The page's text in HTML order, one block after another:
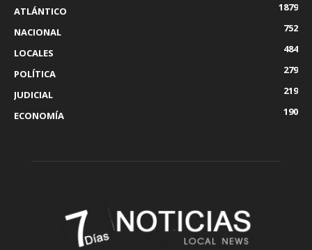
ATLÁNTICO
1879
NACIONAL
752
LOCALES
484
POLÍTICA
279
JUDICIAL
219
ECONOMÍA
190